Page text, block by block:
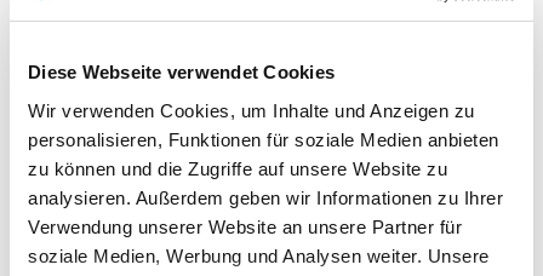
Diese Webseite verwendet Cookies
Wir verwenden Cookies, um Inhalte und Anzeigen zu
personalisieren, Funktionen für soziale Medien anbieten
zu können und die Zugriffe auf unsere Website zu
analysieren. Außerdem geben wir Informationen zu Ihrer
Verwendung unserer Website an unsere Partner für
soziale Medien, Werbung und Analysen weiter. Unsere
OG - Treuenbrietzen
Details
14929 Treuenbrietzen
OG - Belzig
Grüner Grund
14806 Bad Belzig